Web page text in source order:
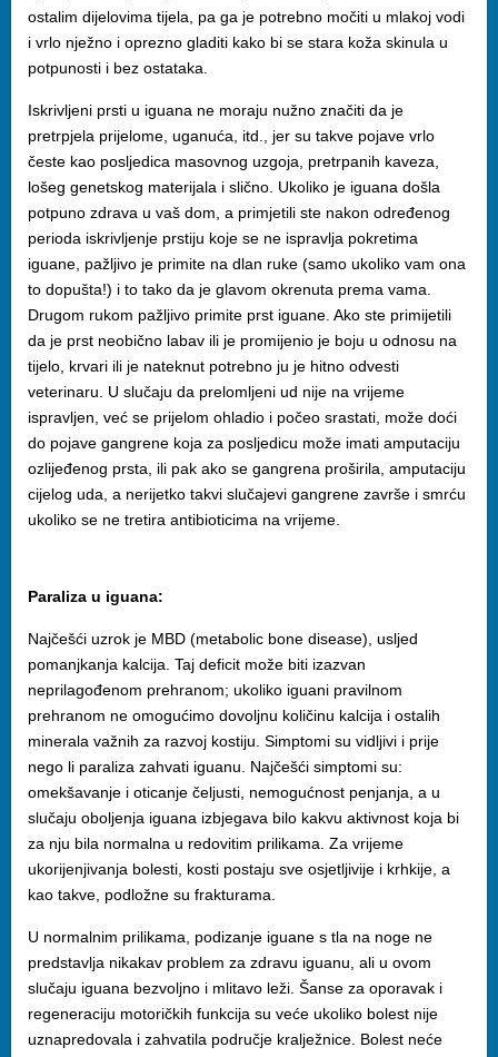
ostalim dijelovima tijela, pa ga je potrebno močiti u mlakoj vodi
i vrlo nježno i oprezno gladiti kako bi se stara koža skinula u
potpunosti i bez ostataka.
Iskrivljeni prsti u iguana ne moraju nužno značiti da je
pretrpjela prijelome, uganuća, itd., jer su takve pojave vrlo
česte kao posljedica masovnog uzgoja, pretrpanih kaveza,
lošeg genetskog materijala i slično. Ukoliko je iguana došla
potpuno zdrava u vaš dom, a primjetili ste nakon određenog
perioda iskrivljenje prstiju koje se ne ispravlja pokretima
iguane, pažljivo je primite na dlan ruke (samo ukoliko vam ona
to dopušta!) i to tako da je glavom okrenuta prema vama.
Drugom rukom pažljivo primite prst iguane. Ako ste primijetili
da je prst neobično labav ili je promijenio je boju u odnosu na
tijelo, krvari ili je nateknut potrebno ju je hitno odvesti
veterinaru. U slučaju da prelomljeni ud nije na vrijeme
ispravljen, već se prijelom ohladio i počeo srastati, može doći
do pojave gangrene koja za posljedicu može imati amputaciju
ozlijeđenog prsta, ili pak ako se gangrena proširila, amputaciju
cijelog uda, a nerijetko takvi slučajevi gangrene završe i smrću
ukoliko se ne tretira antibioticima na vrijeme.
Paraliza u iguana:
Najčešći uzrok je MBD (metabolic bone disease), usljed
pomanjkanja kalcija. Taj deficit može biti izazvan
neprilagođenom prehranom; ukoliko iguani pravilnom
prehranom ne omogućimo dovoljnu količinu kalcija i ostalih
minerala važnih za razvoj kostiju. Simptomi su vidljivi i prije
nego li paraliza zahvati iguanu. Najčešći simptomi su:
omekšavanje i oticanje čeljusti, nemogućnost penjanja, a u
slučaju oboljenja iguana izbjegava bilo kakvu aktivnost koja bi
za nju bila normalna u redovitim prilikama. Za vrijeme
ukorijenjivanja bolesti, kosti postaju sve osjetljivije i krhkije, a
kao takve, podložne su frakturama.
U normalnim prilikama, podizanje iguane s tla na noge ne
predstavlja nikakav problem za zdravu iguanu, ali u ovom
slučaju iguana bezvoljno i mlitavo leži. Šanse za oporavak i
regeneraciju motoričkih funkcija su veće ukoliko bolest nije
uznapredovala i zahvatila područje kralježnice. Bolest neće